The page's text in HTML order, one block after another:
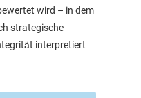
wird – in dem
strategische
interpretiert